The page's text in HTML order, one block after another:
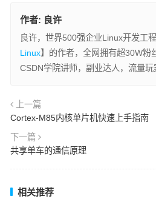
作者: 良许
良许，世界500强企业Linux开发工
Linux】的作者，全网拥有超30W粉
CSDN学院讲师，副业达人，流量玩
上一篇
Cortex-M85内核单片机快速上手指南
下一篇
共享单车的通信原理
相关推荐